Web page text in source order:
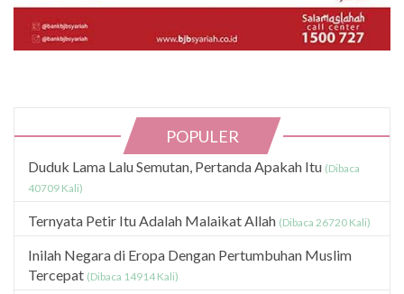
POPULER
Duduk Lama Lalu Semutan, Pertanda Apakah Itu (Dibaca
40709 Kali)
Ternyata Petir Itu Adalah Malaikat Allah (Dibaca 26720 Kali)
Inilah Negara di Eropa Dengan Pertumbuhan Muslim
Tercepat (Dibaca 14914 Kali)